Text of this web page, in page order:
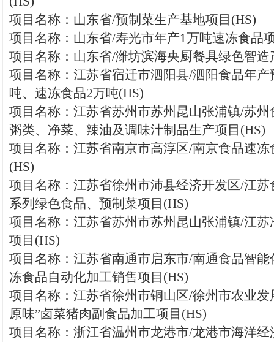
项目名称：山东省/预制菜生产基地项目(HS)
项目名称：山东省/寿光市年产1万吨速冻食品
项目名称：山东省/潍坊滨海央厨餐具绿色智造
项目名称：江苏省宿迁市泗阳县/泗阳食品年产
吨、速冻食品2万吨(HS)
项目名称：江苏省苏州市苏州昆山张浦镇/苏
粥类、净菜、辣油及调味汁制品生产项目(HS)
项目名称：江苏省南京市高淳区/南京食品速冻
(HS)
项目名称：江苏省徐州市沛县经济开发区/江苏
系列绿色食品、预制菜项目(HS)
项目名称：江苏省苏州市苏州昆山张浦镇/江
项目(HS)
项目名称：江苏省南通市启东市/南通食品智
冻食品自动化加工销售项目(HS)
项目名称：江苏省徐州市铜山区/徐州市农业发
原味”卤菜猪肉副食品加工项目(HS)
项目名称：浙江省温州市龙港市/龙港市海洋